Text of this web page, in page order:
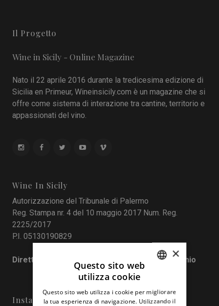
Il Progetto
Wine in Sicily - Online Magazine
Nato il 22 aprile 2016 durante la tredicesima edizione di
Sicilia en Primeur, Wineinsicily.com è un magazine che si
offre come sistema di interazione tra cantine, territorio e
appassionati del vino.
Wine In Sicily
Autorizzazione del Tribunale di Palermo
Reg. Stampa nr. 4 del 10 maggio 2017 Num. Reg.
2225/2017
P.I. 05130190829
Direttore responsabile: Francesco Pensovecchio
Instagram ENGLISH
×
Questo sito web
utilizza cookie
Questo sito web utilizza i cookie per migliorare
la tua esperienza di navigazione. Utilizzando il